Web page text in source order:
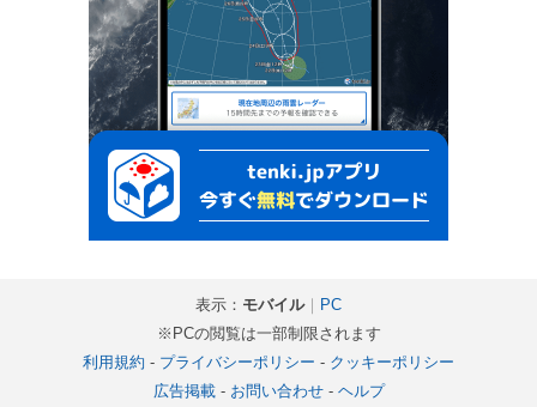
表示： モバイル｜ PC
※PCの閲覧は一部制限されます
利用規約 - プライバシーポリシー - クッキーポリシー
広告掲載- お問い合わせ- ヘルプ